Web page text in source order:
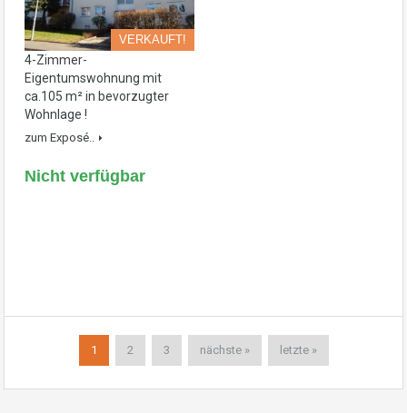
VERKAUFT!
4-Zimmer-
Eigentumswohnung mit
ca.105 m² in bevorzugter
Wohnlage !
zum Exposé..
Nicht verfügbar
1 2 3 nächste » letzte »